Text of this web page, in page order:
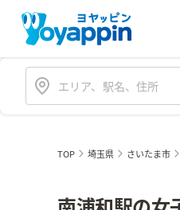
TOP 埼玉県 さいたま市